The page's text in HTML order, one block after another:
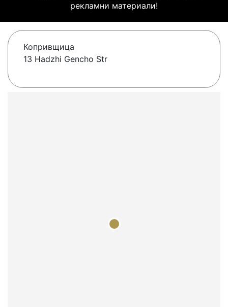
рекламни материали!
Копривщица
13 Hadzhi Gencho Str